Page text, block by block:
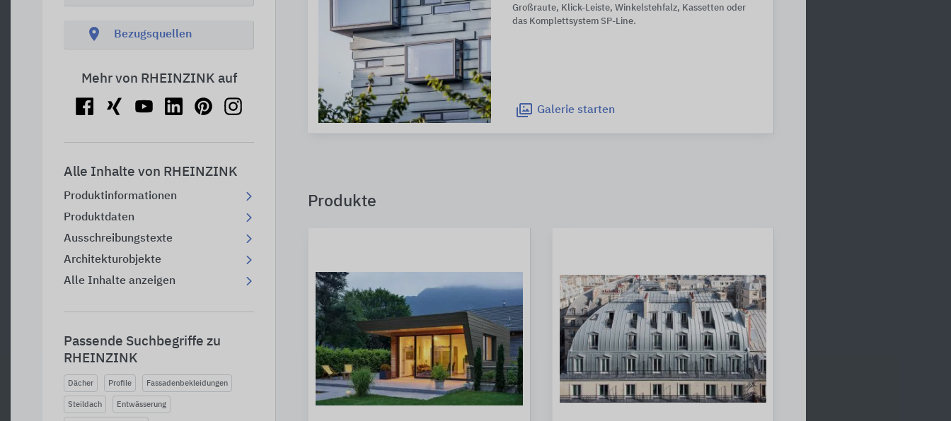
location_on Bezugsquellen
Mehr von RHEINZINK auf
Alle Inhalte von RHEINZINK
Produktinformationen
Produktdaten
Ausschreibungstexte
Architekturobjekte
Alle Inhalte anzeigen
Passende Suchbegriffe zu
RHEINZINK
Dächer Profile Fassadenbekleidungen
Steildach Entwässerung
Großraute, Klick-Leiste, Winkelstehfalz, Kassetten oder
das Komplettsystem SP-Line.
Galerie starten
Produkte